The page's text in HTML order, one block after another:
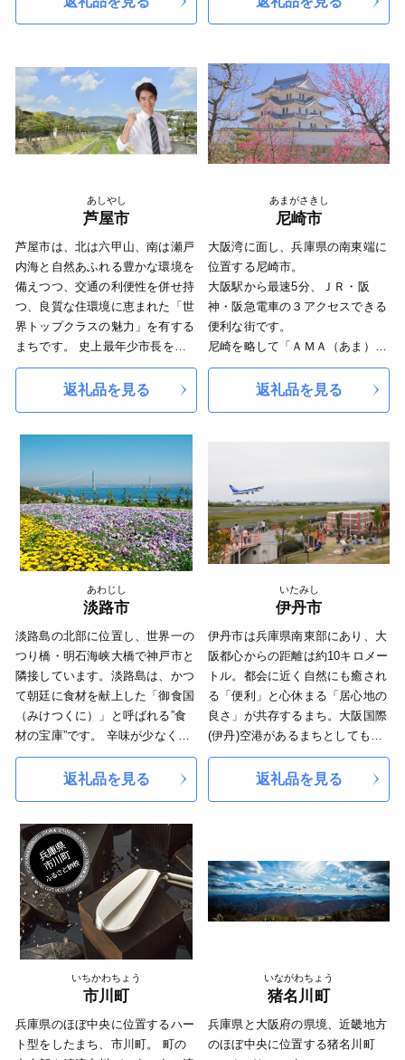
な企業の工場などが多くあり、兵
庫県の中では明石市が4番目にも
いまちとなっています。
こうした魅力を全国の方々により
知ってもらえるように、ふるさと
納税の返礼品として、本市の農水
産物や加工品など様々な特産品を
ご用意いたしました。
験メニュー、本市に工場がある有
名企業の商品など「明石ならで
は」の特典もご用意しています。
頂いた寄附金は、市の貴重な財源
として「やさしいまち明石」の推
進に活用させていただきます。
今後とも兵庫県明石市への応援を
よろしくお願いいたします。
■ふるさと納税の対象となる地方
団体の指定について
の特例控除を受けることができま
す。
指定対象期間は、令和７年１０月
１日から令和８年９月３０日まで
となります。
国的に有名で、市内には赤穂城跡
や赤穂義士ゆかりの史跡が数多く
残っています。また、「日本第一
の塩を産したまち」として赤穂の
塩は日本遺産にも認定されていま
土の中、豊かな自然と貴重な歴史
が調和しているまちです。
自営牧場のジャージー牛から搾っ
たジャージーミルクと、カマンベ
ールチーズが入ったの手作りチー
ズケーキ。
あしやし
芦屋市
芦屋市は、北は六甲山、南は瀬戸
内海と自然あふれる豊かな環境を
備えつつ、交通の利便性を併せ持
つ、良質な住環境に恵まれた「世
界トップクラスの魅力」を有する
まちです。 史上最年少市長をリ
ーダーに「何歳になっても生き生
きと活躍できる芦屋」「圧倒的に
子育てしやすい芦屋」「最高の学
組んでいます。 「さすが芦屋」
と思っていただける素敵な返礼品
がそろっています。魅力あふれる
まち芦屋の応援をよろしくお願い
します。
返礼品を見る
あまがさきし
尼崎市
大阪湾に面し、兵庫県の南東端に
位置する尼崎市。
大阪駅から最速5分、ＪＲ・阪
神・阪急電車の３アクセスできる
便利な街です。
尼崎を略して「ＡＭＡ（あま）」
と愛着をこめて言う人も。
■蘇る、尼崎城
1618年に戸田氏鉄によって、
大きさがあったようです。
明治の廃城令により、今はその姿
を見ることはできなくなりました
が、当時の尼崎城西三の丸エリア
にあたる尼崎城址公園内に本丸の
一部である天守が整備されること
となり、平成31年3月、400年の
した。
返礼品を見る
あわじし
淡路市
淡路島の北部に位置し、世界一の
つり橋・明石海峡大橋で神戸市と
隣接しています。淡路島は、かつ
て朝廷に食材を献上した「御食国
（みけつくに）」と呼ばれる”食
材の宝庫”です。 辛味が少なく甘
いことで有名な淡路島のたまねぎ
をはじめ、明石海峡が生み出す潮
してなんと言っても、至高の逸品
「淡路ビーフ」。和牛の一大生産
地として松阪牛や近江牛、神戸牛
など多くの素牛を育てています。
返礼品を見る
いたみし
伊丹市
伊丹市は兵庫県南東部にあり、大
阪都心からの距離は約10キロメー
トル。都会に近く自然にも癒され
る「便利」と心休まる「居心地の
良さ」が共存するまち。大阪国際
(伊丹)空港があるまちとしても知
られ、一日26路線370便が就航、
全国の主要な空港に2時間以内に
だ銘醸地、伊丹と灘五郷 』 が
文化庁の日本遺産に認定されまし
た。現在も400年の伝統と革新の
返礼品を見る
いちかわちょう
市川町
兵庫県のほぼ中央に位置するハー
ト型をしたまち、市川町。 町の
いながわちょう
猪名川町
兵庫県と大阪府の県境、近畿地方
のほぼ中央に位置する猪名川町